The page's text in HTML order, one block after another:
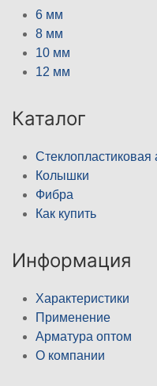
6 мм
8 мм
10 мм
12 мм
Каталог
Стеклопластиковая
Колышки
Фибра
Как купить
Информация
Характеристики
Применение
Арматура оптом
О компании